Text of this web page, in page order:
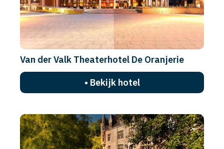
Van der Valk Theaterhotel De Oranjerie